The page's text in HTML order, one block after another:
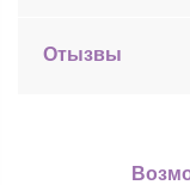
Отызвы